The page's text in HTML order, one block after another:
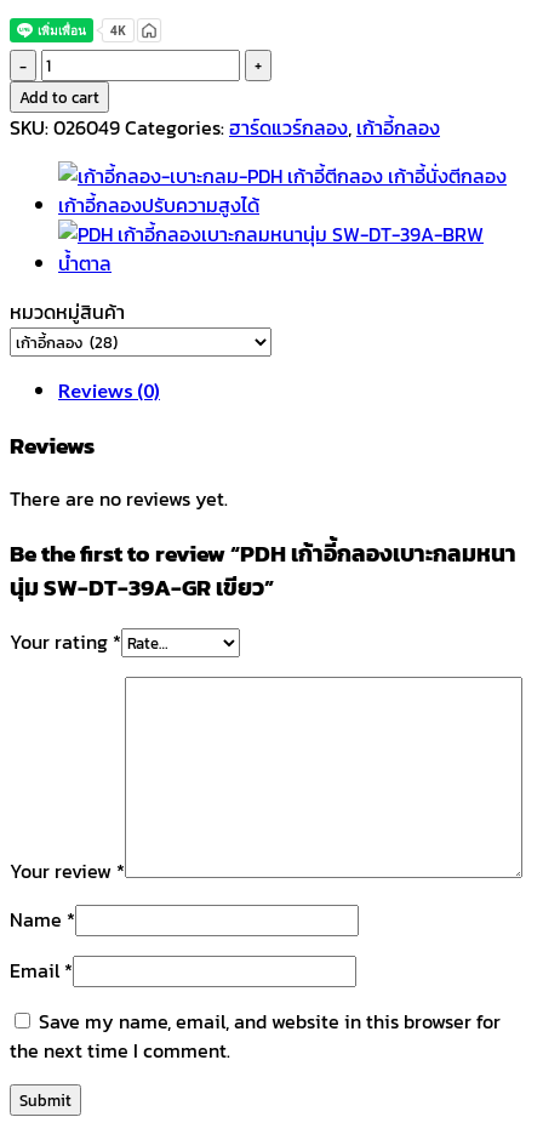
PDH
เก้าอี้
กลอง
กลม
หนา
นุ่ม
SW-
39A-
GR
เขียว
Add to cart
SKU:026049Categories:ฮาร์ดแวร์กลอง, เก้าอี้กลอง
หมวดหมู่สินค้า
Reviews (0)
Reviews
There are no reviews yet.
Be the first to review “PDH เก้าอี้กลองเบาะกลมหนา
นุ่ม SW-DT-39A-GR เขียว”
Your rating *
Your review *
Name *
Email*
Save my name, email, and website in this browser for
the next time I comment.